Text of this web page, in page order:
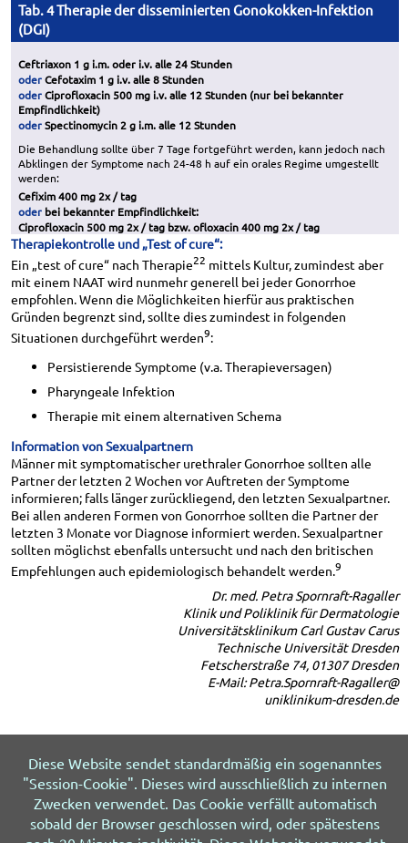
Tab. 4 Therapie der disseminierten Gonokokken-Infektion
(DGI)
Ceftriaxon 1 g i.m. oder i.v. alle 24 Stunden
oderCefotaxim 1 g i.v. alle 8 Stunden
oderCiprofloxacin 500 mg i.v. alle 12 Stunden (nur bei bekannter
Empfindlichkeit)
oderSpectinomycin 2 g i.m. alle 12 Stunden
Die Behandlung sollte über 7 Tage fortgeführt werden, kann jedoch nach
Abklingen der Symptome nach 24-48 h auf ein orales Regime umgestellt
werden:
Cefixim 400 mg 2x / tag
oder bei bekannter Empfindlichkeit:
Ciprofloxacin 500 mg 2x / tag bzw. ofloxacin 400 mg 2x / tag
Therapiekontrolle und „Test of cure“:
Ein „test of cure“ nach Therapie22 mittels Kultur, zumindest aber
mit einem NAAT wird nunmehr generell bei jeder Gonorrhoe
empfohlen. Wenn die Möglichkeiten hierfür aus praktischen
Gründen begrenzt sind, sollte dies zumindest in folgenden
Situationen durchgeführt werden9:
Persistierende Symptome (v.a. Therapieversagen)
Pharyngeale Infektion
Therapie mit einem alternativen Schema
Information von Sexualpartnern
Männer mit symptomatischer urethraler Gonorrhoe sollten alle
Partner der letzten 2 Wochen vor Auftreten der Symptome
informieren; falls länger zurückliegend, den letzten Sexualpartner.
Bei allen anderen Formen von Gonorrhoe sollten die Partner der
letzten 3 Monate vor Diagnose informiert werden. Sexualpartner
sollten möglichst ebenfalls untersucht und nach den britischen
Empfehlungen auch epidemiologisch behandelt werden.9
Dr. med. Petra Spornraft-Ragaller
Klinik und Poliklinik für Dermatologie
Universitätsklinikum Carl Gustav Carus
Technische Universität Dresden
Fetscherstraße 74, 01307 Dresden
E-Mail: Petra.Spornraft-Ragaller@
uniklinikum-dresden.de
© 2026 HIV&more Impressum
Datenschutz
Diese Website sendet standardmäßig ein sogenanntes
"Session-Cookie". Dieses wird ausschließlich zu internen
Zwecken verwendet. Das Cookie verfällt automatisch
sobald der Browser geschlossen wird, oder spätestens